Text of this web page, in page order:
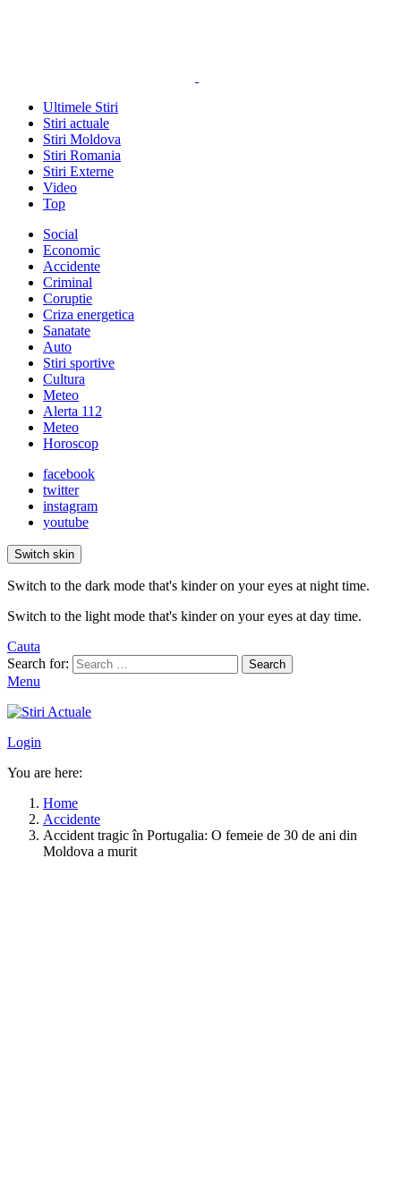
Ultimele Stiri
Stiri actuale
Stiri Moldova
Stiri Romania
Stiri Externe
Video
Top
Social
Economic
Accidente
Criminal
Coruptie
Criza energetica
Sanatate
Auto
Stiri sportive
Cultura
Meteo
Alerta 112
Meteo
Horoscop
facebook
twitter
instagram
youtube
Switch skin
Switch to the dark mode that's kinder on your eyes at night time.
Switch to the light mode that's kinder on your eyes at day time.
Cauta
Search for:
Search
Menu
Login
You are here:
Home
Accidente
Accident tragic în Portugalia: O femeie de 30 de ani din
Moldova a murit